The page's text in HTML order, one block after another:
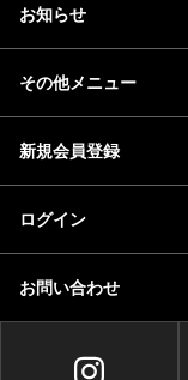
お知らせ
その他メニュー
新規会員登録
ログイン
お問い合わせ